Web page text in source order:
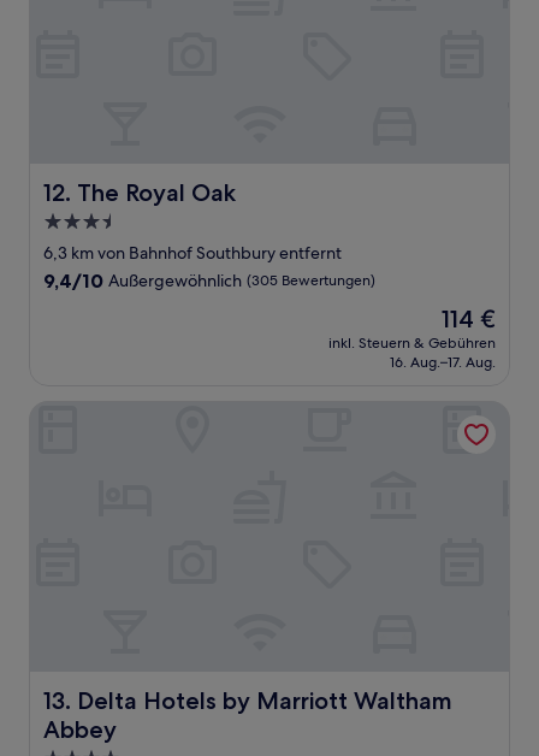
12. The Royal Oak
The Royal Oak
3.5-
Sterne-
Unterkunft
6,3 km von Bahnhof Southbury entfernt
9.4
9,4/10 Außergewöhnlich (305 Bewertungen)
Der
Preis
beträgt
114 €
inkl. Steuern & Gebühren
16. Aug.–17. Aug.
13. Delta Hotels by Marriott Waltham
Abbey
Delta Hotels by Marriott Waltham Abbey